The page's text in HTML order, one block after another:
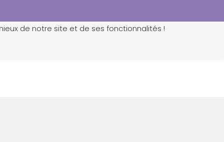
de notre site et de ses fonctionnalités !